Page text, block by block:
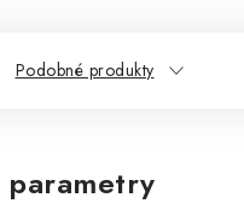
Podobné produkty
parametry